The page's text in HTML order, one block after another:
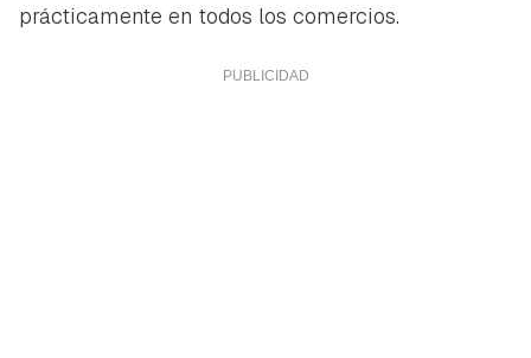
prácticamente en todos los comercios.